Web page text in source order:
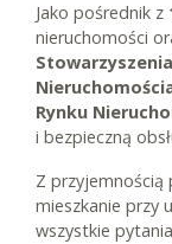
Jako pośrednik z
nieruchomości
Rynku
i bezpieczną
Z
mieszkanie przy
wszystkie